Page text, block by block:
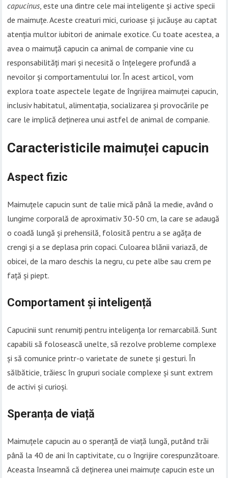
capucinus, este una dintre cele mai inteligente și active specii
de maimuțe. Aceste creaturi mici, curioase și jucăușe au captat
atenția multor iubitori de animale exotice. Cu toate acestea, a
avea o maimuță capucin ca animal de companie vine cu
responsabilități mari și necesită o înțelegere profundă a
nevoilor și comportamentului lor. În acest articol, vom
explora toate aspectele legate de îngrijirea maimuței capucin,
inclusiv habitatul, alimentația, socializarea și provocările pe
care le implică deținerea unui astfel de animal de companie.
Caracteristicile maimuței capucin
Aspect fizic
Maimuțele capucin sunt de talie mică până la medie, având o
lungime corporală de aproximativ 30-50 cm, la care se adaugă
o coadă lungă și prehensilă, folosită pentru a se agăța de
crengi și a se deplasa prin copaci. Culoarea blănii variază, de
obicei, de la maro deschis la negru, cu pete albe sau crem pe
față și piept.
Comportament și inteligență
Capucinii sunt renumiți pentru inteligența lor remarcabilă. Sunt
capabili să folosească unelte, să rezolve probleme complexe
și să comunice printr-o varietate de sunete și gesturi. În
sălbăticie, trăiesc în grupuri sociale complexe și sunt extrem
de activi și curioși.
Speranța de viață
Maimuțele capucin au o speranță de viață lungă, putând trăi
până la 40 de ani în captivitate, cu o îngrijire corespunzătoare.
Aceasta înseamnă că deținerea unei maimuțe capucin este un